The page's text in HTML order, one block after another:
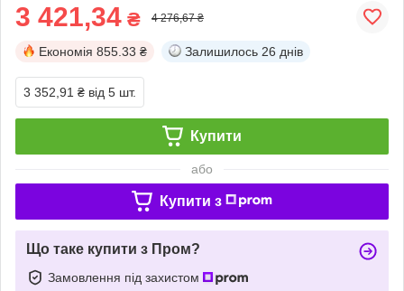
3 421,34 ₴ 4 276,67 ₴
Економія 855.33 ₴ Залишилось 26 днів
3 352,91 ₴ від 5 шт.
Купити
або
Купити з
Що таке купити з Пром?
Замовлення під захистом